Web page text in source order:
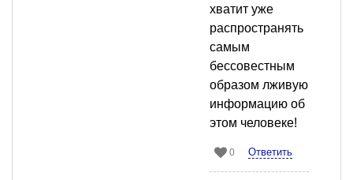
хватит уже
распространять
самым
бессовестным
образом лживую
информацию об
этом человеке!
0 Ответить